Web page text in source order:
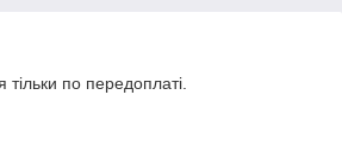
тільки по передоплаті.